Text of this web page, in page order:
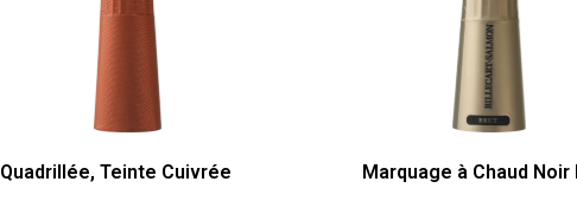
Quadrillée, Teinte Cuivrée Marquage à Chaud Noir